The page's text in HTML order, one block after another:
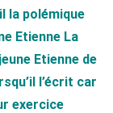
la polémique
Etienne La
Etienne de
l’écrit car
exercice